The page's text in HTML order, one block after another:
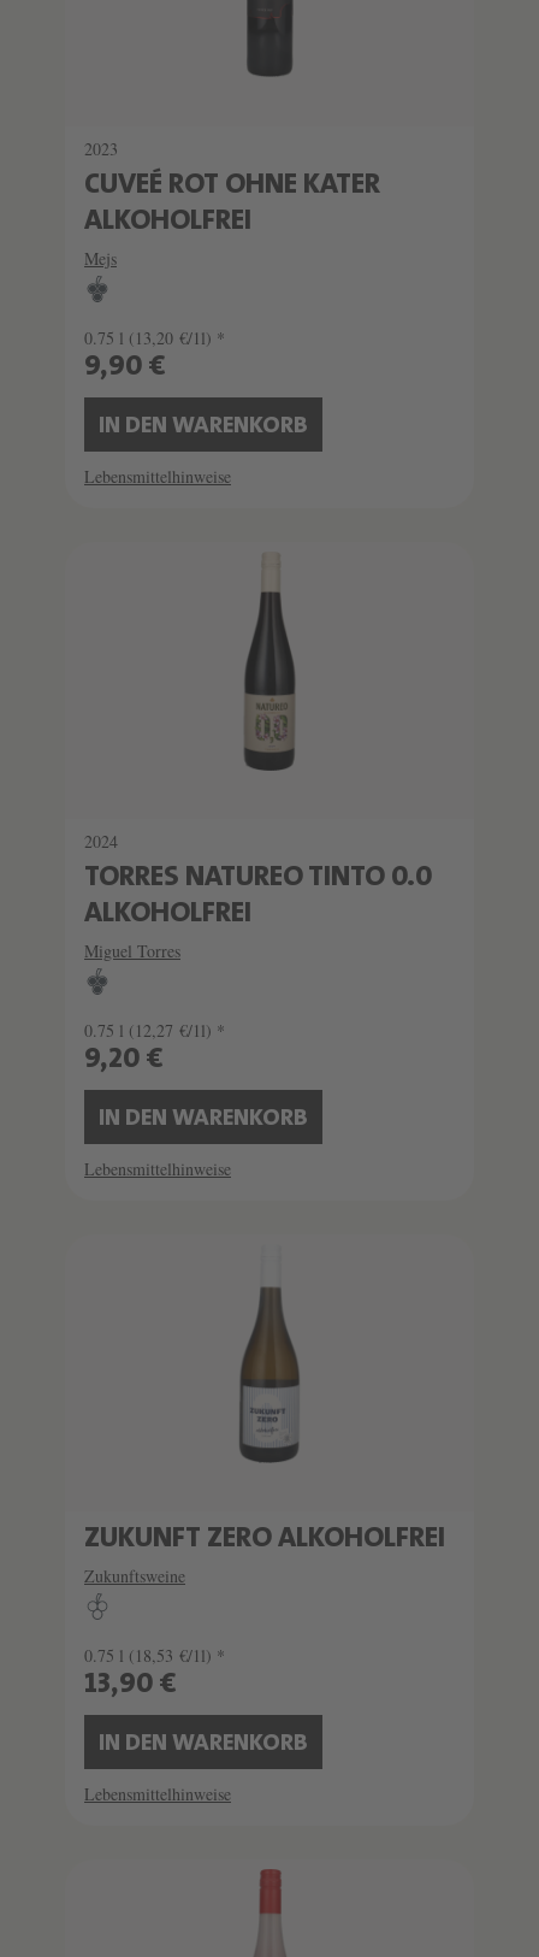
2023
CUVEÉ ROT OHNE KATER
ALKOHOLFREI
Mejs
0.75 l (13,20 €/1l) *
9,90 €
IN DEN WARENKORB
Lebensmittelhinweise
2024
TORRES NATUREO TINTO 0.0
ALKOHOLFREI
Miguel Torres
0.75 l (12,27 €/1l) *
9,20 €
IN DEN WARENKORB
Lebensmittelhinweise
ZUKUNFT ZERO ALKOHOLFREI
Zukunftsweine
0.75 l (18,53 €/1l) *
13,90 €
IN DEN WARENKORB
Lebensmittelhinweise